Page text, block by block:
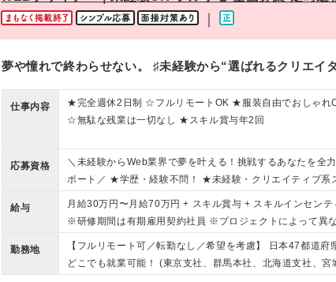
夢や憧れで終わらせない。 ♯未経験から“選ばれるクリエイ
仕事内容
★完全週休2日制 ☆フルリモートOK ★服装自由でおしゃれ
☆無駄な残業は一切なし ★スキル賞与年2回
応募資格
＼未経験からWeb業界で夢を叶える！挑戦するあなたを全
ポート／ ★学歴・経験不問！ ★未経験・クリエイティブ系
ール卒業生・第二新卒歓迎！ ★社会人未経験OK！ ★若いう
ら役職も可能！ 『PCに触ったことがない…』 という未経験
も安心してご応募ください！ IT人財として着実に成長でき
境が整っています！ ★経験者も、もちろん歓迎します！（担
プロジェクト、給与面は応相談） ＜ 以下に１つでも当ては
給与
月給30万円〜月給70万円 + スキル賞与 + スキルインセンテ
※研修期間は有期雇用契約社員 ※プロジェクトによって異
※上記には(固定残業代¥44,369/30時間)を含む ※エリアによ
ては(固定残業代¥36,801/24時間) ※研修期間中は下記給与と
ります。 東京エリア:月給21.3万円～ 大阪・愛知エリア:月
勤務地
【フルリモート可／転勤なし／希望を考慮】 日本47都道府
どこでも就業可能！ (東京支社、群馬本社、北海道支社、宮